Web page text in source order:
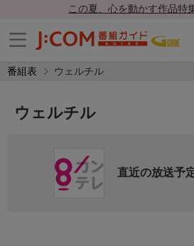
この夏、心を動かす作品特
番組表 ウェルチル
ウェルチル
直近の放送予